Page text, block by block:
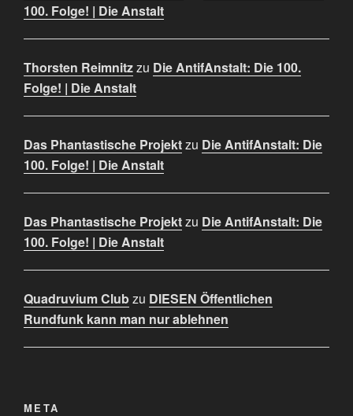
100. Folge! | Die Anstalt
Thorsten Reimnitzzu Die AntifAnstalt: Die 100.
Folge! | Die Anstalt
Das Phantastische Projektzu Die AntifAnstalt: Die
100. Folge! | Die Anstalt
Das Phantastische Projektzu Die AntifAnstalt: Die
100. Folge! | Die Anstalt
Quadruvium Clubzu DIESEN Öffentlichen
Rundfunk kann man nur ablehnen
META